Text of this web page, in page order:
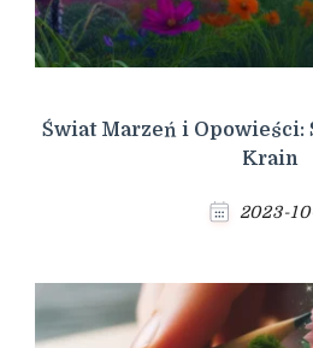
Świat Marzeń i Opowieści:
Krain
2023-